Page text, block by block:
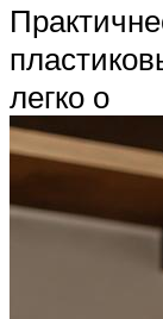
легко о